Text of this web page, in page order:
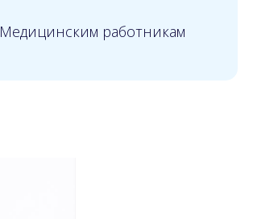
Медицинским работникам